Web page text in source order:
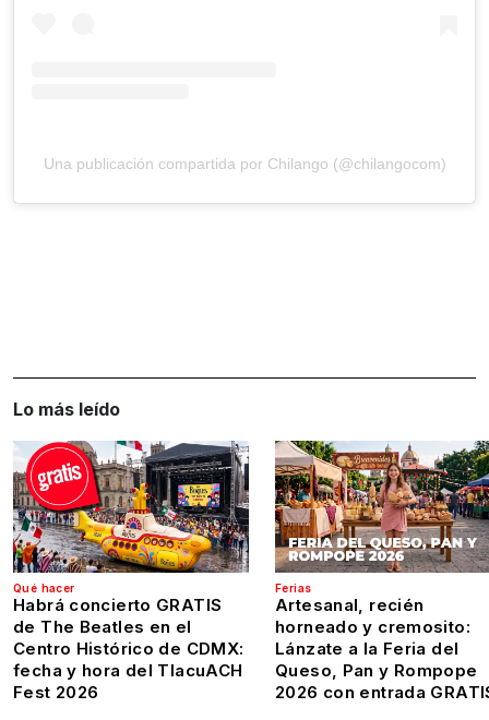
Una publicación compartida por Chilango (@chilangocom)
Lo más leído
Qué hacer
Habrá concierto GRATIS
de The Beatles en el
Centro Histórico de CDMX:
fecha y hora del TlacuACH
Fest 2026
Ferias
Artesanal, recién
horneado y cremosito:
Lánzate a la Feria del
Queso, Pan y Rompope
2026 con entrada